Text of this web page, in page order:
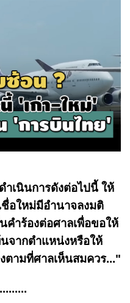
เนินการดังต่อไปนี้ ให้
อใหม่มีอำนาจลงมติ
ำร้องต่อศาลเพื่อขอให้
จากตำแหน่งหรือให้
ตามที่ศาลเห็นสมควร..."